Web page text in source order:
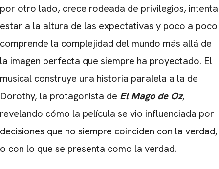
por otro lado, crece rodeada de privilegios, intenta
estar a la altura de las expectativas y poco a poco
comprende la complejidad del mundo más allá de
la imagen perfecta que siempre ha proyectado. El
musical construye una historia paralela a la de
Dorothy, la protagonista de El Mago de Oz,
revelando cómo la película se vio influenciada por
decisiones que no siempre coinciden con la verdad,
o con lo que se presenta como la verdad.